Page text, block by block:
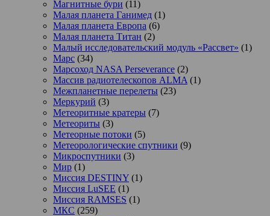
Магнитные бури (11)
Малая планета Ганимед (1)
Малая планета Европа (6)
Малая планета Титан (2)
Малый исследовательский модуль «Рассвет» (1)
Марс (34)
Марсоход NASA Perseverance (2)
Массив радиотелескопов ALMA (1)
Межпланетные перелеты (23)
Меркурий (3)
Метеоритные кратеры (7)
Метеориты (3)
Метеорные потоки (5)
Метеорологические спутники (9)
Микроспутники (3)
Мир (1)
Миссия DESTINY (1)
Миссия LuSEE (1)
Миссия RAMSES (1)
МКС (259)